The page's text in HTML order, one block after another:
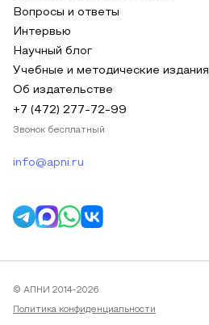
Вопросы и ответы
Интервью
Научный блог
Учебные и методические издания
Об издательстве
+7 (472) 277-72-99
Звонок бесплатный
info@apni.ru
© АПНИ 2014-2026
Политика конфиденциальности